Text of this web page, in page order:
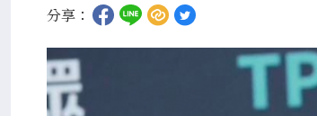
分享：